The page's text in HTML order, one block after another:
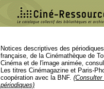
Notices descriptives des
française, de la Cinémathèque de
Cinéma et de l'image animée,
Les titres Cinémagazine et Paris-
coopération avec la BNF.
périodiques)